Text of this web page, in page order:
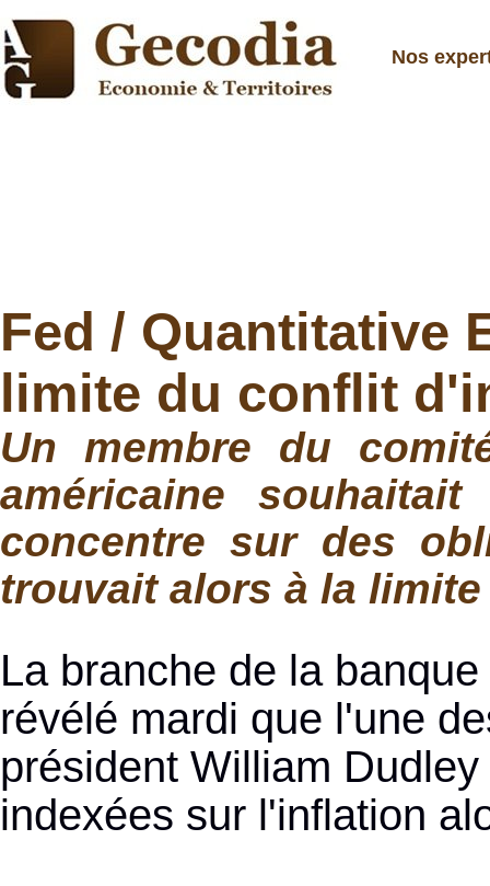
Nos
Fed / Quantitative
limite du conflit
Un membre du
américaine
concentre sur des
trouvait alors à la
La branche de la
révélé mardi que l'une
président William
indexées sur l'inflation